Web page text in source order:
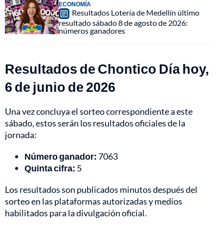
ECONOMÍA
Resultados Lotería de Medellín último
resultado sábado 8 de agosto de 2026:
números ganadores
Resultados de Chontico Día hoy,
6 de junio de 2026
Una vez concluya el sorteo correspondiente a este
sábado, estos serán los resultados oficiales de la
jornada:
Número ganador: 7063
Quinta cifra: 5
Los resultados son publicados minutos después del
sorteo en las plataformas autorizadas y medios
habilitados para la divulgación oficial.